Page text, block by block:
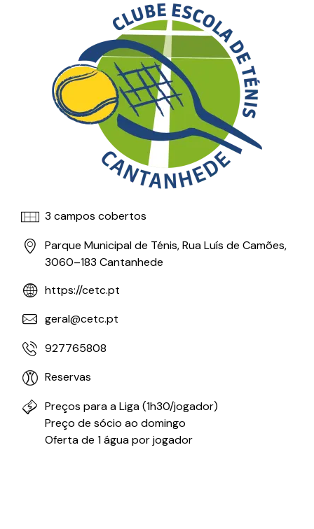
3 campos cobertos
Parque Municipal de Ténis, Rua Luís de Camões,
3060–183 Cantanhede
https://cetc.pt
geral@cetc.pt
927765808
Reservas
Preços para a Liga (1h30/jogador)
Preço de sócio ao domingo
Oferta de 1 água por jogador